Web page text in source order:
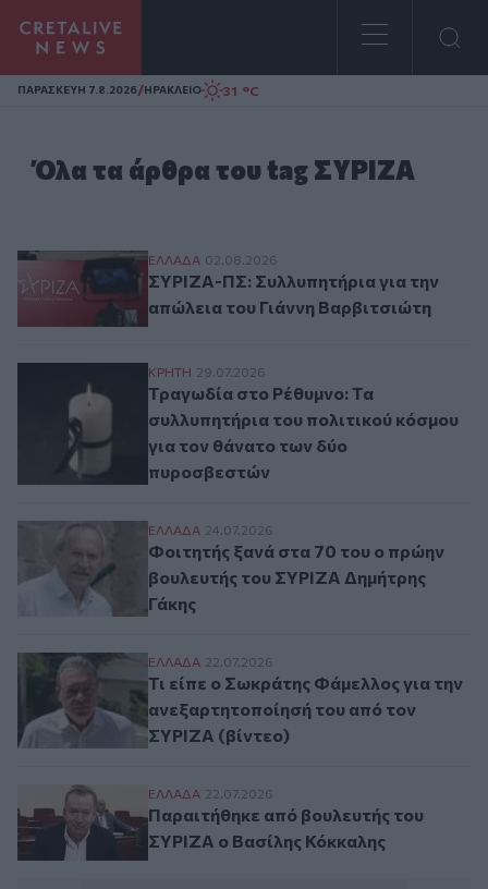
Homepage
ΠΑΡΑΣΚΕΥΗ 7.8.2026/ΗΡΑΚΛΕΙΟ 31 °C
Όλα τα άρθρα του tag ΣΥΡΙΖΑ
ΣΥΡΙΖΑ-ΠΣ: Συλλυπητήρια για την
ΕΛΛAΔΑ 02.08.2026
ΣΥΡΙΖΑ-ΠΣ: Συλλυπητήρια για την
απώλεια του Γιάννη Βαρβιτσιώτη
Τραγωδία στο Ρέθυμνο: Τα
ΚΡΗΤΗ 29.07.2026
Τραγωδία στο Ρέθυμνο: Τα
συλλυπητήρια του πολιτικού κόσμου
για τον θάνατο των δύο
πυροσβεστών
Φοιτητής ξανά στα 70 του ο πρώην
ΕΛΛAΔΑ 24.07.2026
Φοιτητής ξανά στα 70 του ο πρώην
βουλευτής του ΣΥΡΙΖΑ Δημήτρης
Γάκης
Τι είπε ο Σωκράτης Φάμελλος για την
ΕΛΛAΔΑ 22.07.2026
Τι είπε ο Σωκράτης Φάμελλος για την
ανεξαρτητοποίησή του από τον
ΣΥΡΙΖΑ (βίντεο)
Παραιτήθηκε από βουλευτής του ΣΥΡΙΖΑ
ΕΛΛAΔΑ 22.07.2026
Παραιτήθηκε από βουλευτής του
ΣΥΡΙΖΑ ο Βασίλης Κόκκαλης